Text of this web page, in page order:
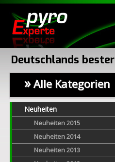
Deutschlands bester
»Alle Kategorien
Neuheiten
Neuheiten 2015
Neuheiten 2014
Neuheiten 2013